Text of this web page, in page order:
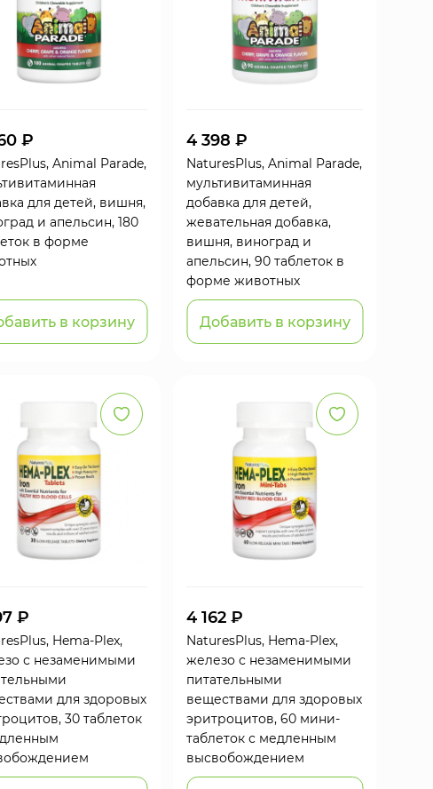
₽
Animal Parade,
для детей, вишня,
и апельсин, 180
в форме
в корзину
4 398 ₽
NaturesPlus, Animal Parade,
мультивитаминная
добавка для детей,
жевательная добавка,
вишня, виноград и
апельсин, 90 таблеток в
форме животных
Добавить в корзину
₽
Hema-Plex,
с незаменимыми
для здоровых
30 таблеток
4 162 ₽
NaturesPlus, Hema-Plex,
железо с незаменимыми
питательными
веществами для здоровых
эритроцитов, 60 мини-
таблеток с медленным
высвобождением